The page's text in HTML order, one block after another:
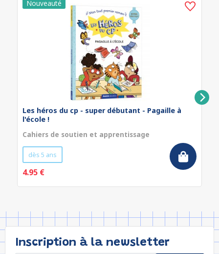
Les héros du cp - super débutant - Pagaille à
l'école !
Cahiers de soutien et apprentissage
dès 5 ans
4.95 €
Inscription à la newsletter